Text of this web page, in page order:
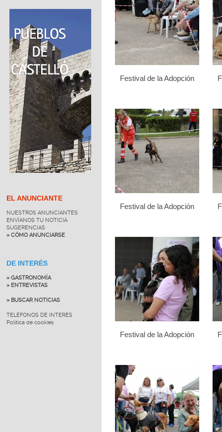
EL ANUNCIANTE
NUESTROS ANUNCIANTES
ENVÍANOS TU NOTICIA
SUGERENCIAS
» CÓMO ANUNCIARSE
DE INTERÉS
» GASTRONOMÍA
» ENTREVISTAS
» BUSCAR NOTICIAS
TELÉFONOS DE INTERÉS
Política de cookies
Festival de la Adopción
Festival de la Adopción
Festival de la Adopción